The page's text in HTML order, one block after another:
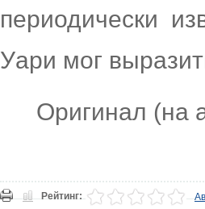
периодически
Уари мог
Оригинал (на
Рейтинг: